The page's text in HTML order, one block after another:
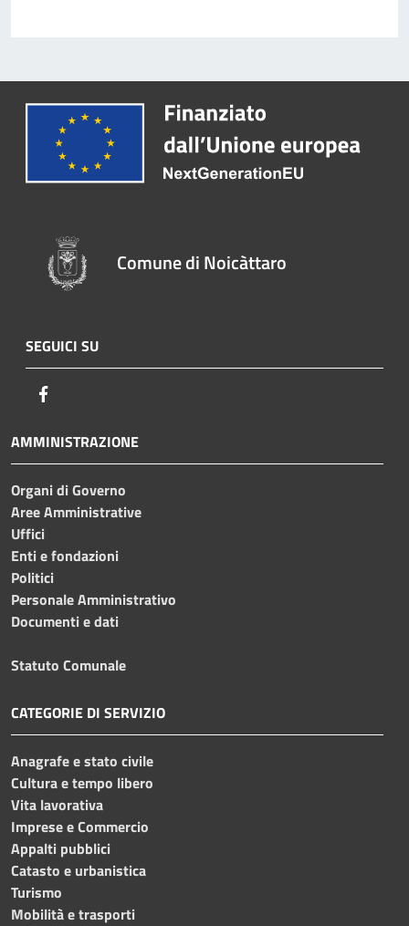
Comune di Noicàttaro
SEGUICI SU
AMMINISTRAZIONE
Organi di Governo
Aree Amministrative
Uffici
Enti e fondazioni
Politici
Personale Amministrativo
Documenti e dati
Statuto Comunale
CATEGORIE DI SERVIZIO
Anagrafe e stato civile
Cultura e tempo libero
Vita lavorativa
Imprese e Commercio
Appalti pubblici
Catasto e urbanistica
Turismo
Mobilità e trasporti